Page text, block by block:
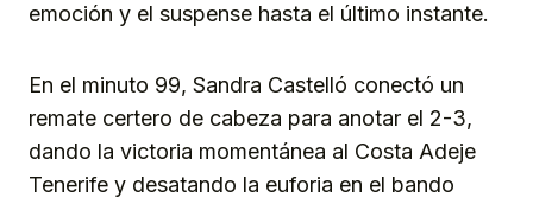
emoción y el suspense hasta el último instante.
En el minuto 99, Sandra Castelló conectó un
remate certero de cabeza para anotar el 2-3,
dando la victoria momentánea al Costa Adeje
Tenerife y desatando la euforia en el bando